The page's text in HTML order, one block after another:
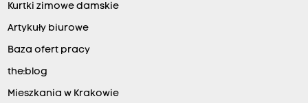
Kurtki zimowe damskie
Artykuły biurowe
Baza ofert pracy
the:blog
Mieszkania w Krakowie